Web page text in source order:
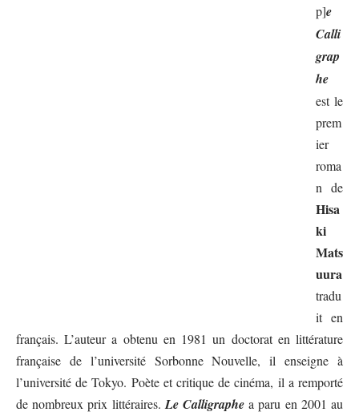
p]e
Calli
grap
he
est le
prem
ier
roma
n de
Hisa
ki
Mats
uura
tradu
it en
français. L’auteur a obtenu en 1981 un doctorat en littérature
française de l’université Sorbonne Nouvelle, il enseigne à
l’université de Tokyo. Poète et critique de cinéma, il a remporté
de nombreux prix littéraires. Le Calligraphe a paru en 2001 au